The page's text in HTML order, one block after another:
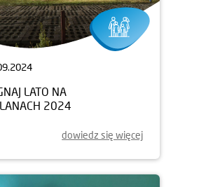
LATO NA
2024
dowiedz się więcej